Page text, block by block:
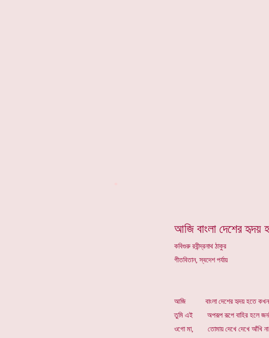
আজি বাংলা দেশের
কবিগুরু রবীন্দ্রনাথ ঠাকুর
গীতবিতান, স্বদেশ পর্যায়
আজি বাংলা দেশের হৃদয় হতে কখন
তুমি এই অপরূপ রূপে বাহির হলে
ওগো মা, তোমায় দেখে দেখে আঁখি না